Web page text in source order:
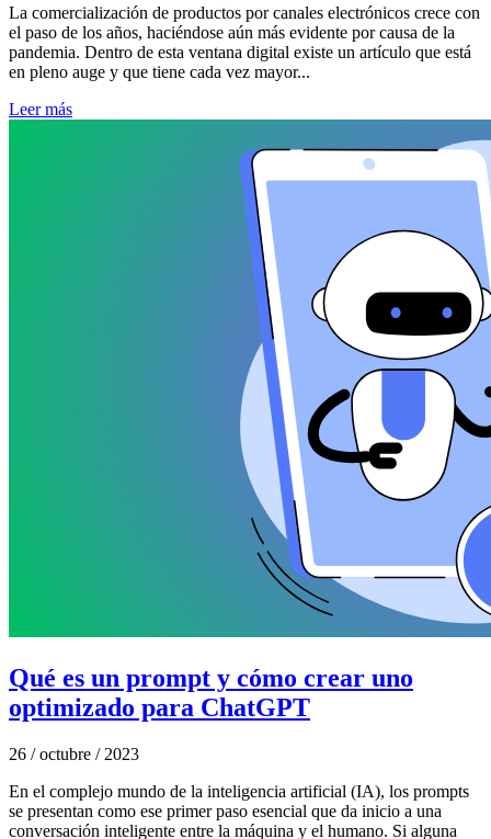
La comercialización de productos por canales electrónicos crece con
el paso de los años, haciéndose aún más evidente por causa de la
pandemia. Dentro de esta ventana digital existe un artículo que está
en pleno auge y que tiene cada vez mayor...
Leer más
Qué es un prompt y cómo crear uno
optimizado para ChatGPT
26 / octubre / 2023
En el complejo mundo de la inteligencia artificial (IA), los prompts
se presentan como ese primer paso esencial que da inicio a una
conversación inteligente entre la máquina y el humano. Si alguna